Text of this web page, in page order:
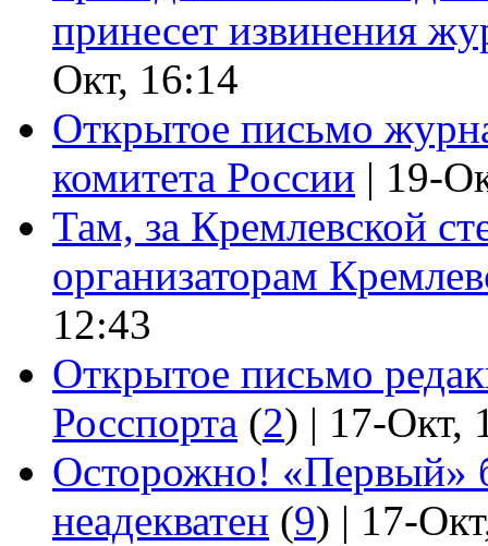
принесет извинения
Окт, 16:14
Открытое письмо
комитета России | 19-
Там, за Кремлевской
организаторам
12:43
Открытое письмо
Росспорта (2) | 17-Окт,
Осторожно! «Первый»
неадекватен (9) | 17-